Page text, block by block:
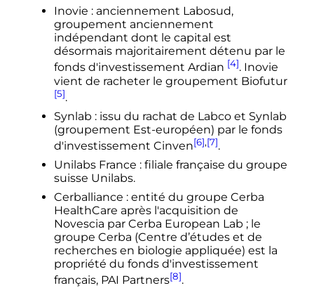
Inovie : anciennement Labosud,
groupement anciennement
indépendant dont le capital est
désormais majoritairement détenu par le
fonds d'investissement Ardian [4]. Inovie
vient de racheter le groupement Biofutur
[5].
Synlab : issu du rachat de Labco et Synlab
(groupement Est-européen) par le fonds
d'investissement Cinven[6],[7].
Unilabs France : filiale française du groupe
suisse Unilabs.
Cerballiance : entité du groupe Cerba
HealthCare après l'acquisition de
Novescia par Cerba European Lab ; le
groupe Cerba (Centre d’études et de
recherches en biologie appliquée) est la
propriété du fonds d'investissement
français, PAI Partners[8].